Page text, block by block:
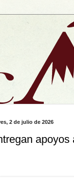
2 de julio de 2026
apoyos